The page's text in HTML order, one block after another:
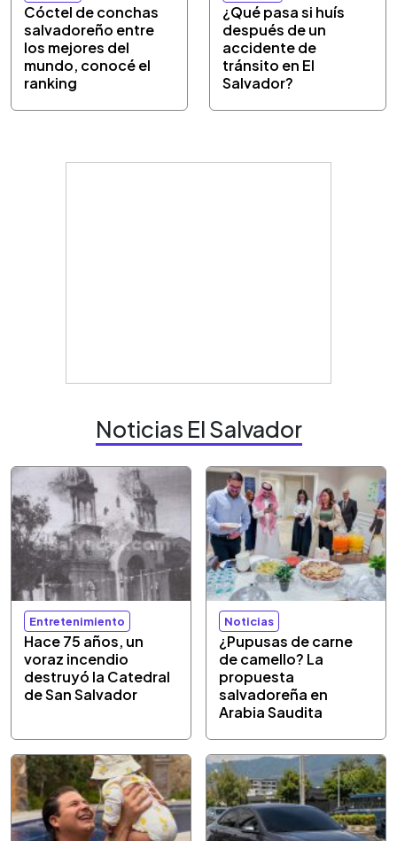
Cóctel de conchas
salvadoreño entre
los mejores del
mundo, conocé el
ranking
¿Qué pasa si huís
después de un
accidente de
tránsito en El
Salvador?
Noticias El Salvador
Entretenimiento
Hace 75 años, un
voraz incendio
destruyó la Catedral
de San Salvador
Noticias
¿Pupusas de carne
de camello? La
propuesta
salvadoreña en
Arabia Saudita